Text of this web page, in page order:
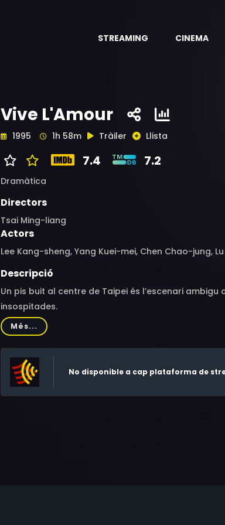
STREAMING CINEMA
Vive L'Amour
1995 1h 58m Tràiler Llista
7.4 7.2
Dramàtica
Directors
Tsai Ming-liang
Actors
Lee Kang-sheng, Yang Kuei-mei, Chen Chao-jung,
Descripció
Un pis buit al centre de Taipei és l’escenari
insospitades.
Més...
No disponible a cap plataforma de